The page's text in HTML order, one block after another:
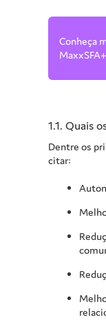
Conheça
1.1. Quais
Dentre os
citar: